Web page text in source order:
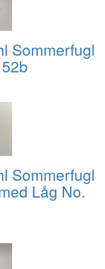
Sommerfugl
Sommerfugl
Låg No.